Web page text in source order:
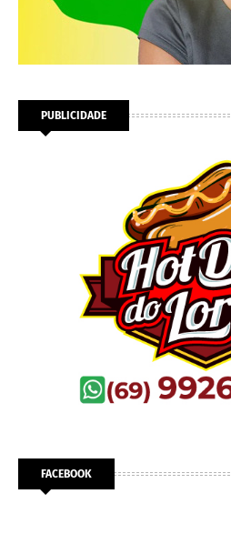
PUBLICIDADE
FACEBOOK